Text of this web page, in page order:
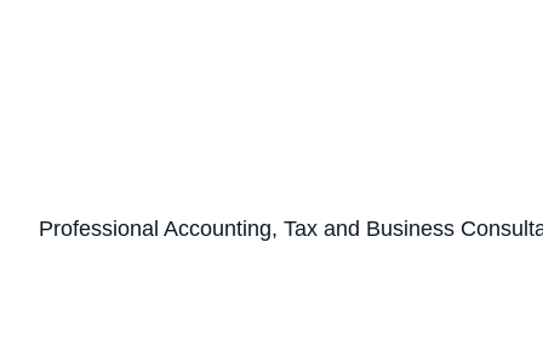
Professional Accounting, Tax and Business